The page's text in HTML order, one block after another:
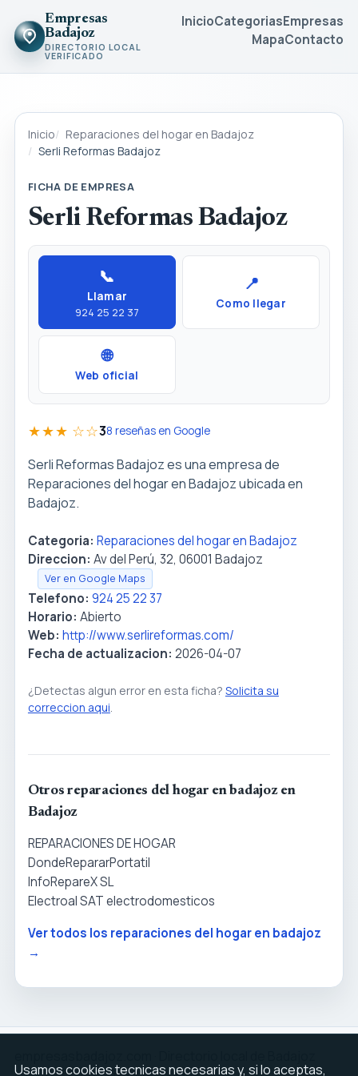
Empresas
Badajoz
DIRECTORIO LOCAL
VERIFICADO
InicioCategoriasEmpresas
MapaContacto
Inicio
Reparaciones del hogar en Badajoz
Serli Reformas Badajoz
FICHA DE EMPRESA
Serli Reformas Badajoz
📞
Llamar
924 25 22 37
📍
Como llegar
🌐
Web oficial
★★★ ☆☆38 reseñas en Google
Serli Reformas Badajoz es una empresa de
Reparaciones del hogar en Badajoz ubicada en
Badajoz.
Categoria: Reparaciones del hogar en Badajoz
Direccion: Av del Perú, 32, 06001 Badajoz
Ver en Google Maps
Telefono: 924 25 22 37
Horario: Abierto
Web: http://www.serlireformas.com/
Fecha de actualizacion: 2026-04-07
¿Detectas algun error en esta ficha? Solicita su
correccion aqui
Otros reparaciones del hogar en badajoz en
Badajoz
REPARACIONES DE HOGAR
DondeRepararPortatil
InfoRepareX SL
Electroal SAT electrodomesticos
Ver todos los reparaciones del hogar en badajoz
→
Usamos cookies tecnicas necesarias y, si lo aceptas,